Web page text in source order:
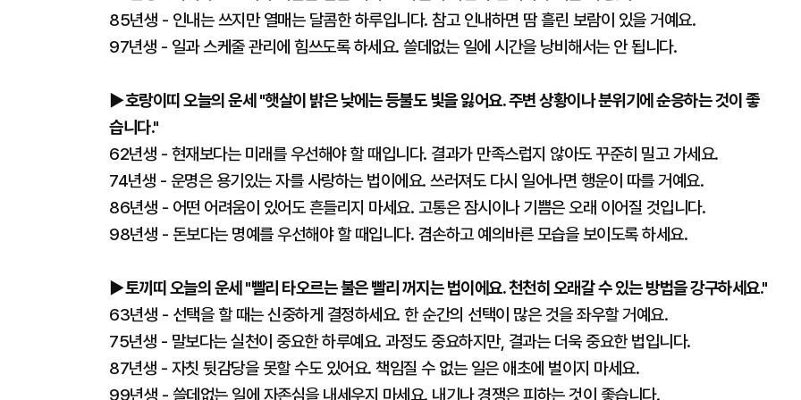
85년생 - 인내는 쓰지만 열매는 달콤한 하루입니다. 참고 인내하면 땀 흘린 보람이 있을 거예요.
97년생 - 일과 스케줄 관리에 힘쓰도록 하세요. 쓸데없는 일에 시간을 낭비해서는 안 됩니다.
▶호랑이띠 오늘의 운세 "햇살이 밝은 낮에는 등불도 빛을 잃어요. 주변 상황이나 분위기에 순응하는 것이 좋
습니다."
62년생 - 현재보다는 미래를 우선해야 할 때입니다. 결과가 만족스럽지 않아도 꾸준히 밀고 가세요.
74년생 - 운명은 용기있는 자를 사랑하는 법이에요. 쓰러져도 다시 일어나면 행운이 따를 거예요.
86년생 - 어떤 어려움이 있어도 흔들리지 마세요. 고통은 잠시이나 기쁨은 오래 이어질 것입니다.
98년생 - 돈보다는 명예를 우선해야 할 때입니다. 겸손하고 예의바른 모습을 보이도록 하세요.
▶토끼띠 오늘의 운세 "빨리 타오르는 불은 빨리 꺼지는 법이에요. 천천히 오래갈 수 있는 방법을 강구하세요."
63년생 - 선택을 할 때는 신중하게 결정하세요. 한 순간의 선택이 많은 것을 좌우할 거예요.
75년생 - 말보다는 실천이 중요한 하루예요. 과정도 중요하지만, 결과는 더욱 중요한 법입니다.
87년생 - 자칫 뒷감당을 못할 수도 있어요. 책임질 수 없는 일은 애초에 벌이지 마세요.
99년생 - 쓸데없는 일에 자존심을 내세우지 마세요. 내기나 경쟁은 피하는 것이 좋습니다.